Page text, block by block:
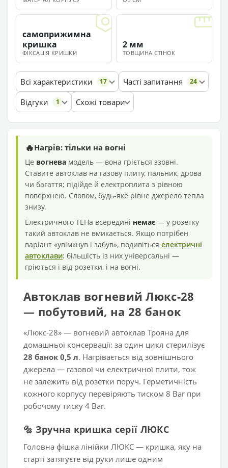
ФІКСАЦІЯ КРИШКИ
самоприжимна
кришка
ТОВЩИНА СТІНОК
2 мм
Всі характеристики 17 Часті запитання 24
Відгуки 1 Схожі товари
🔥Нагрів: тільки на вогні
Це вогнева модель — вона гріється ззовні.
Ставите автоклав на газову плиту, пальник, дрова
чи багаття; підійде й електроплита з рівною
поверхнею. Словом, будь-яке рівне джерело тепла
знизу.
Електричного ТЕНа всередині немає — у розетку
такий автоклав не вмикається. Якщо потрібен
варіант «увімкнув і забув», подивіться електричні
автоклави: більшість із них універсальні —
гріються і від розетки, і на вогні.
Автоклав вогневий Люкс-28
— побутовий, на 28 банок
«Люкс-28» — вогневий автоклав Трояна для
домашньої консервації: за один цикл стерилізує
28 банок 0,5 л. Нагрівається від зовнішнього
джерела — газової чи електричної плити, тож
не залежить від розетки поруч. Герметичність
кожного корпусу перевіряють тиском 8 Bar при
робочому тиску 4 Bar.
🔩 Зручна кришка серії ЛЮКС
Головна фішка лінійки ЛЮКС — кришка, яку на
старті затягуєте від руки лише одним